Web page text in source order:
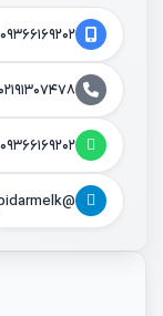
۰۹۳۶۶۱۶۹۲۰۲
۰۹۳۶۶۱۶۹۲۰۲
@sepidarmelk